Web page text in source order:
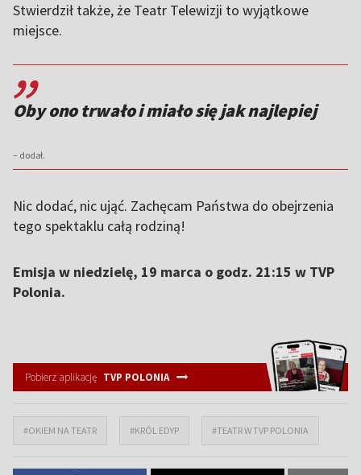
Stwierdził także, że Teatr Telewizji to wyjątkowe
miejsce.
,,
Oby ono trwało i miało się jak najlepiej
– dodał.
Nic dodać, nic ująć. Zachęcam Państwa do obejrzenia
tego spektaklu całą rodziną!
Emisja w niedzielę, 19 marca o godz. 21:15 w TVP
Polonia.
Pobierz aplikację TVP POLONIA
#OKIEM NA TEATR #KRÓL EDYP #TEATR W TVP POLONIA